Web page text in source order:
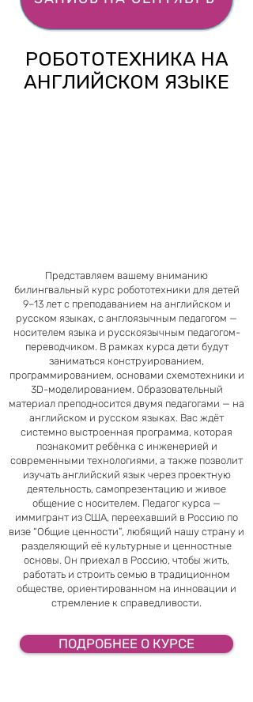
РОБОТОТЕХНИКА НА
АНГЛИЙСКОМ ЯЗЫКЕ
Представляем вашему вниманию
билингвальный курс робототехники для детей
9–13 лет с преподаванием на английском и
русском языках, с англоязычным педагогом —
носителем языка и русскоязычным педагогом-
переводчиком. В рамках курса дети будут
заниматься конструированием,
программированием, основами схемотехники и
3D-моделированием. Образовательный
материал преподносится двумя педагогами — на
английском и русском языках. Вас ждёт
системно выстроенная программа, которая
познакомит ребёнка с инженерией и
современными технологиями, а также позволит
изучать английский язык через проектную
деятельность, самопрезентацию и живое
общение с носителем. Педагог курса —
иммигрант из США, переехавший в Россию по
визе “Общие ценности”, любящий нашу страну и
разделяющий её культурные и ценностные
основы. Он приехал в Россию, чтобы жить,
работать и строить семью в традиционном
обществе, ориентированном на инновации и
стремление к справедливости.
ПОДРОБНЕЕ О КУРСЕ